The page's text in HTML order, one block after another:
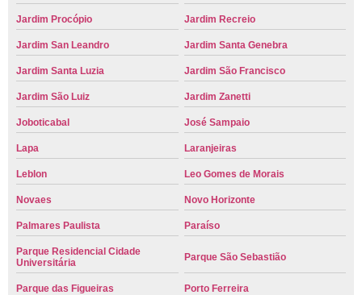
Jardim Procópio Jardim Recreio
Jardim San Leandro Jardim Santa Genebra
Jardim Santa Luzia Jardim São Francisco
Jardim São Luiz Jardim Zanetti
Joboticabal José Sampaio
Lapa Laranjeiras
Leblon Leo Gomes de Morais
Novaes Novo Horizonte
Palmares Paulista Paraíso
Parque Residencial Cidade
Universitária
Parque São Sebastião
Parque das Figueiras Porto Ferreira